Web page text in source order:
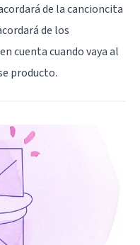
de la cancioncita
de los
cuenta cuando vaya al
producto.